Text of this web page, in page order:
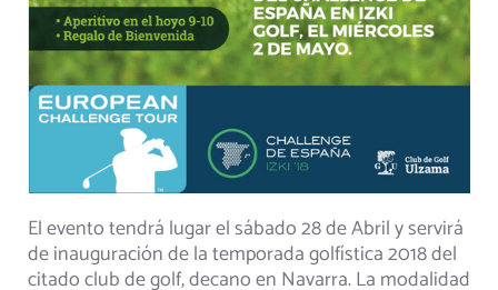
El evento tendrá lugar el sábado 28 de Abril y servirá
de inauguración de la temporada golfística 2018 del
citado club de golf, decano en Navarra. La modalidad